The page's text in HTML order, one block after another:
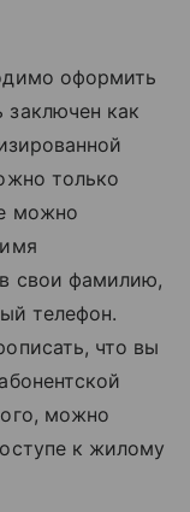
оформить
как
только
можно
свои фамилию,
телефон.
что вы
можно
к жилому